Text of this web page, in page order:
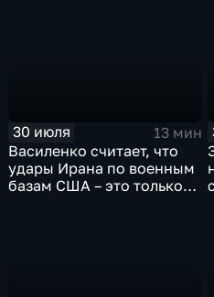
30 июля
13 мин
Василенко считает, что
удары Ирана по военным
базам США – это только